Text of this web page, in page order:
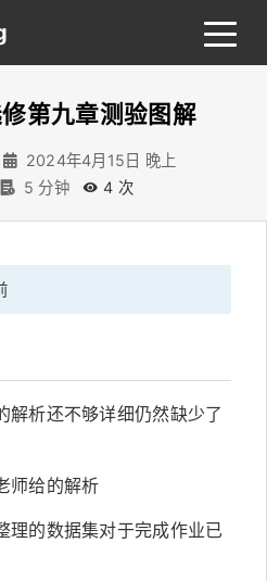
归档 分类
第九章测验图解
2024年4月15日 晚上
5 分钟 4 次
解析还不够详细仍然缺少了
师给的解析
理的数据集对于完成作业已